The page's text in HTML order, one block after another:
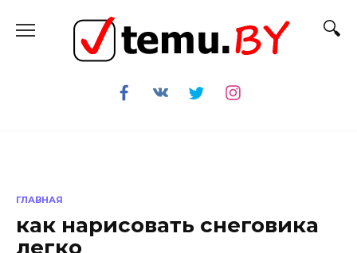
содержанию
ГЛАВНАЯ
как нарисовать снеговика
легко